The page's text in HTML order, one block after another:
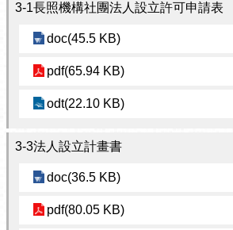
3-1長照機構社團法人設立許可申請表
doc(45.5 KB)
pdf(65.94 KB)
odt(22.10 KB)
3-3法人設立計畫書
doc(36.5 KB)
pdf(80.05 KB)